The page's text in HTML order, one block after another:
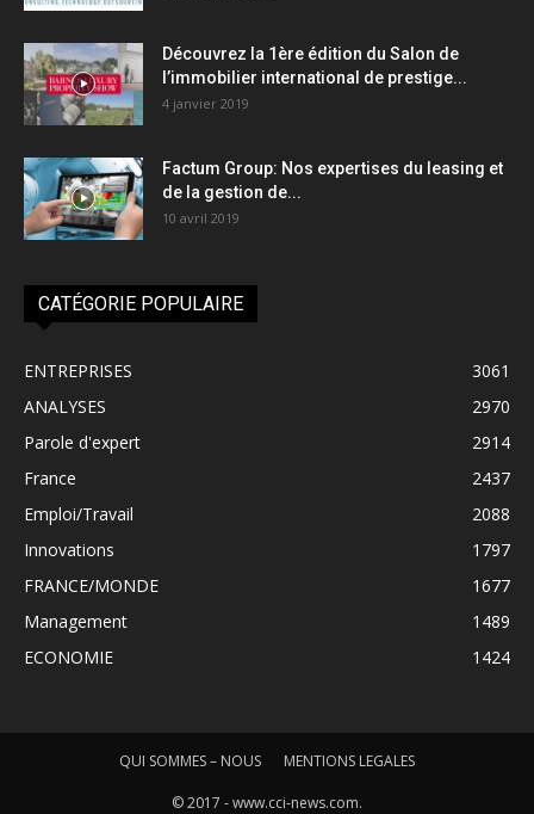
Découvrez la 1ère édition du Salon de
l’immobilier international de prestige...
4 janvier 2019
Factum Group: Nos expertises du leasing et
de la gestion de...
10 avril 2019
CATÉGORIE POPULAIRE
ENTREPRISES
3061
ANALYSES
2970
Parole d'expert
2914
France
2437
Emploi/Travail
2088
Innovations
1797
FRANCE/MONDE
1677
Management
1489
ECONOMIE
1424
QUI SOMMES – NOUS MENTIONS LEGALES
© 2017 - www.cci-news.com.